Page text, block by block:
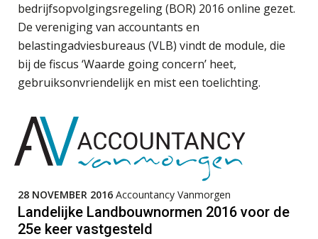
bedrijfsopvolgingsregeling (BOR) 2016 online gezet.
De vereniging van accountants en
belastingadviesbureaus (VLB) vindt de module, die
bij de fiscus ‘Waarde going concern’ heet,
gebruiksonvriendelijk en mist een toelichting.
28 NOVEMBER 2016 Accountancy Vanmorgen
Landelijke Landbouwnormen 2016 voor de
25e keer vastgesteld
De mensen achter de loonstrook: in
SB
Speech to text in compliance
software: zo besparen accountants
twintig minuten per dossier
Assistent Accountant / Relatiemanager, Elysee
Accountants
PIA Group
of AA)
PIA Group
Accountant Agri & Food – Roosendaal
aaff